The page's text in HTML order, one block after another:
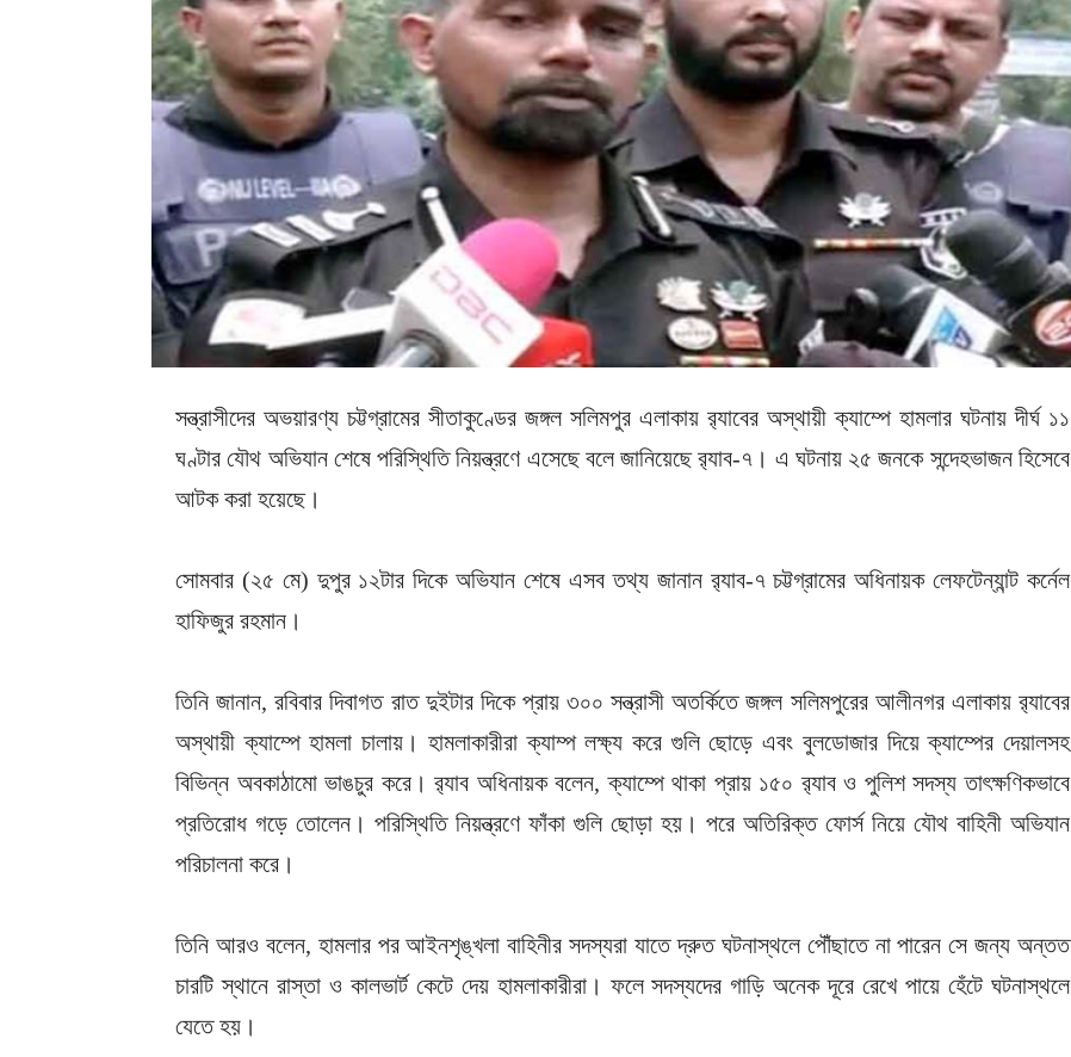
সন্ত্রাসীদের অভয়ারণ্য চট্টগ্রামের সীতাকুণ্ডের জঙ্গল সলিমপুর এলাকায় র‌্যাবের অস্থায়ী ক্যাম্পে হামলার ঘটনায় দীর্ঘ ১১
ঘণ্টার যৌথ অভিযান শেষে পরিস্থিতি নিয়ন্ত্রণে এসেছে বলে জানিয়েছে র‌্যাব-৭। এ ঘটনায় ২৫ জনকে সন্দেহভাজন হিসেবে
আটক করা হয়েছে।
সোমবার (২৫ মে) দুপুর ১২টার দিকে অভিযান শেষে এসব তথ্য জানান র‌্যাব-৭ চট্টগ্রামের অধিনায়ক লেফটেন্যান্ট কর্নেল
হাফিজুর রহমান।
তিনি জানান, রবিবার দিবাগত রাত দুইটার দিকে প্রায় ৩০০ সন্ত্রাসী অতর্কিতে জঙ্গল সলিমপুরের আলীনগর এলাকায় র‌্যাবের
অস্থায়ী ক্যাম্পে হামলা চালায়। হামলাকারীরা ক্যাম্প লক্ষ্য করে গুলি ছোড়ে এবং বুলডোজার দিয়ে ক্যাম্পের দেয়ালসহ
বিভিন্ন অবকাঠামো ভাঙচুর করে। র‌্যাব অধিনায়ক বলেন, ক্যাম্পে থাকা প্রায় ১৫০ র‌্যাব ও পুলিশ সদস্য তাৎক্ষণিকভাবে
প্রতিরোধ গড়ে তোলেন। পরিস্থিতি নিয়ন্ত্রণে ফাঁকা গুলি ছোড়া হয়। পরে অতিরিক্ত ফোর্স নিয়ে যৌথ বাহিনী অভিযান
পরিচালনা করে।
তিনি আরও বলেন, হামলার পর আইনশৃঙ্খলা বাহিনীর সদস্যরা যাতে দ্রুত ঘটনাস্থলে পৌঁছাতে না পারেন সে জন্য অন্তত
চারটি স্থানে রাস্তা ও কালভার্ট কেটে দেয় হামলাকারীরা। ফলে সদস্যদের গাড়ি অনেক দূরে রেখে পায়ে হেঁটে ঘটনাস্থলে
যেতে হয়।